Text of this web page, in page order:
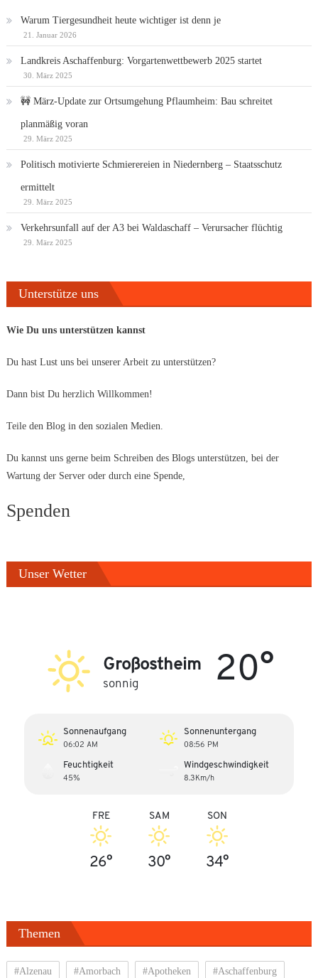
Warum Tiergesundheit heute wichtiger ist denn je
21. Januar 2026
Landkreis Aschaffenburg: Vorgartenwettbewerb 2025 startet
30. März 2025
🚧 März-Update zur Ortsumgehung Pflaumheim: Bau schreitet
planmäßig voran
29. März 2025
Politisch motivierte Schmierereien in Niedernberg – Staatsschutz
ermittelt
29. März 2025
Verkehrsunfall auf der A3 bei Waldaschaff – Verursacher flüchtig
29. März 2025
Unterstütze uns
Wie Du uns unterstützen kannst
Du hast Lust uns bei unserer Arbeit zu unterstützen?
Dann bist Du herzlich Willkommen!
Teile den Blog in den sozialen Medien.
Du kannst uns gerne beim Schreiben des Blogs unterstützen, bei der
Wartung der Server oder durch eine Spende,
Spenden
Unser Wetter
Großostheim
sonnig 20°
Sonnenaufgang
06:02 AM
Sonnenuntergang
08:56 PM
Feuchtigkeit
45%
Windgeschwindigkeit
8.3Km/h
FRE
26°
SAM
30°
SON
34°
Themen
#Alzenau #Amorbach #Apotheken #Aschaffenburg